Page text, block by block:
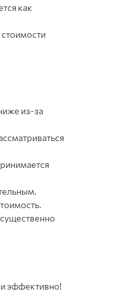
как
из-за
эффективно!